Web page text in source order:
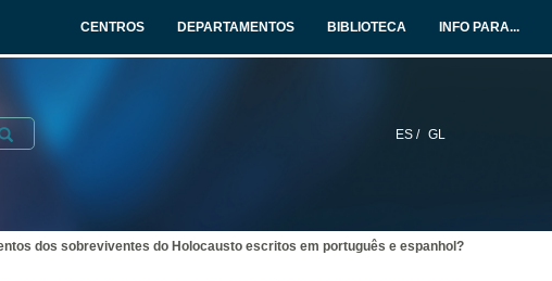
CENTROS DEPARTAMENTOS BIBLIOTECA INFO PARA...
ES / GL
dos sobreviventes do Holocausto escritos em português e espanhol?
6 de set. de 2018